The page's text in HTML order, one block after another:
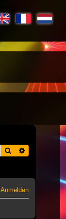
Suche
Anmelden